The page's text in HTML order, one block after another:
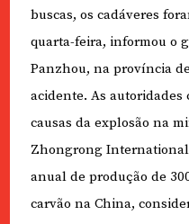
buscas, os cadáveres
quarta-feira, informou o
Panzhou, na província
acidente. As
causas da explosão na
Zhongrong International
anual de produção de
carvão na China,